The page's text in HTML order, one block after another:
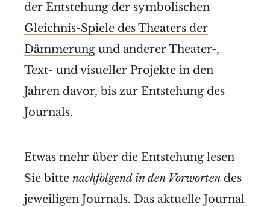
der Entstehung der symbolischen
Gleichnis-Spiele des Theaters der
Dämmerung und anderer Theater-,
Text- und visueller Projekte in den
Jahren davor, bis zur Entstehung des
Journals.
Etwas mehr über die Entstehung lesen
Sie bitte nachfolgend in den Vorworten des
jeweiligen Journals. Das aktuelle Journal